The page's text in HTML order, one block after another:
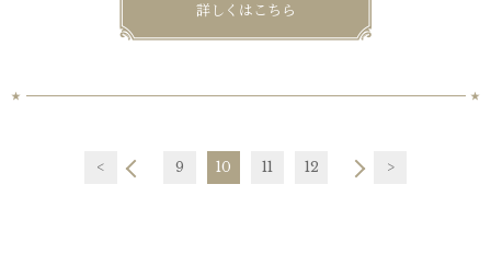
詳しくはこちら
< 9 10 11 12 >